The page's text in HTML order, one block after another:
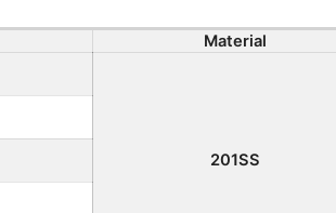
Material
201SS